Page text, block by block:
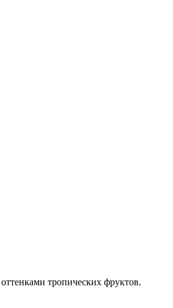
тропических фруктов.